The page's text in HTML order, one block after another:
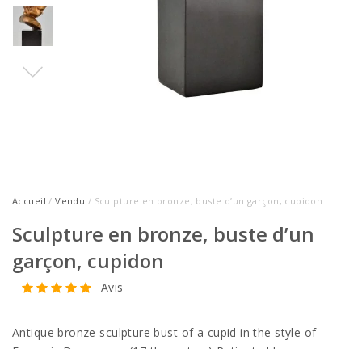
Accueil /Vendu / Sculpture en bronze, buste d’un garçon, cupidon
Sculpture en bronze, buste d’un
garçon, cupidon
Avis
Antique bronze sculpture bust of a cupid in the style of